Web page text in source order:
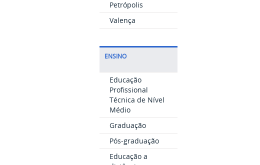
Petrópolis
Valença
ENSINO
Educação
Profissional
Técnica de Nível
Médio
Graduação
Pós-graduação
Educação a